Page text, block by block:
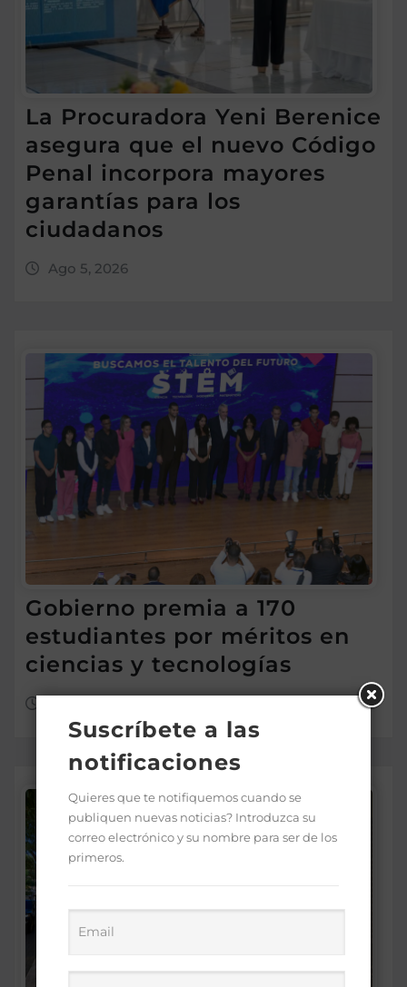
La Procuradora Yeni Berenice
asegura que el nuevo Código
Penal incorpora mayores
garantías para los
ciudadanos
Ago 5, 2026
Gobierno premia a 170
estudiantes por méritos en
ciencias y tecnologías
Suscríbete a las
notificaciones
Quieres que te notifiquemos cuando se
publiquen nuevas noticias? Introduzca su
correo electrónico y su nombre para ser de los
primeros.